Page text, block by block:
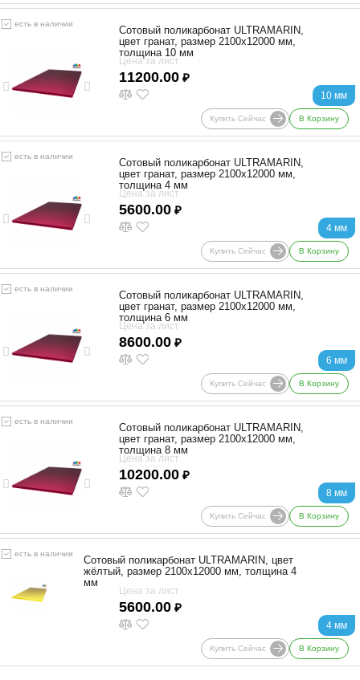
есть в наличии
10 мм
Сотовый поликарбонат ULTRAMARIN,
цвет гранат, размер 2100x12000 мм,
толщина 10 мм
Цена за лист
11200.00 ₽
Купить Сейчас В Корзину
есть в наличии
4 мм
Сотовый поликарбонат ULTRAMARIN,
цвет гранат, размер 2100x12000 мм,
толщина 4 мм
Цена за лист
5600.00 ₽
Купить Сейчас В Корзину
есть в наличии
6 мм
Сотовый поликарбонат ULTRAMARIN,
цвет гранат, размер 2100x12000 мм,
толщина 6 мм
Цена за лист
8600.00 ₽
Купить Сейчас В Корзину
есть в наличии
8 мм
Сотовый поликарбонат ULTRAMARIN,
цвет гранат, размер 2100x12000 мм,
толщина 8 мм
Цена за лист
10200.00 ₽
Купить Сейчас В Корзину
есть в наличии
4 мм
Сотовый поликарбонат ULTRAMARIN, цвет
жёлтый, размер 2100x12000 мм, толщина 4
мм
Цена за лист
5600.00 ₽
Купить Сейчас В Корзину